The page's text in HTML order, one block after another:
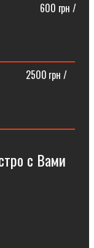
грн /
грн /
с Вами